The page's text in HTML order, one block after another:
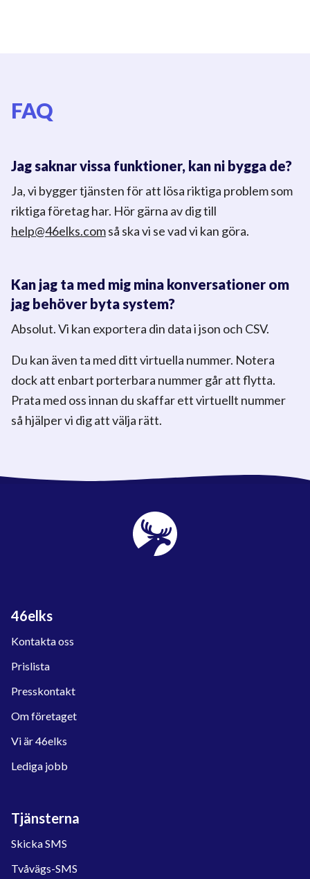
FAQ
Jag saknar vissa funktioner, kan ni bygga de?
Ja, vi bygger tjänsten för att lösa riktiga problem som
riktiga företag har. Hör gärna av dig till
help@46elks.comså ska vi se vad vi kan göra.
Kan jag ta med mig mina konversationer om
jag behöver byta system?
Absolut. Vi kan exportera din data i json och CSV.
Du kan även ta med ditt virtuella nummer. Notera
dock att enbart porterbara nummer går att flytta.
Prata med oss innan du skaffar ett virtuellt nummer
så hjälper vi dig att välja rätt.
46elks
Kontakta oss
Prislista
Presskontakt
Om företaget
Vi är 46elks
Lediga jobb
Tjänsterna
Skicka SMS
Tvåvägs-SMS